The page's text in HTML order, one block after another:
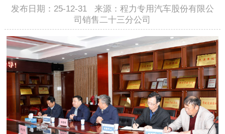
发布日期：25-12-31 来源：程力专用汽车股份有限公
司销售二十三分公司